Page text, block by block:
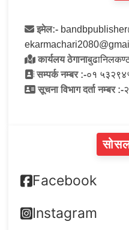
इमेल:-
कार्यलय ठेगाना
सम्पर्क नम्बर :-०१
सूचना विभाग दर्ता नम्बर :-
Facebook
Instagram